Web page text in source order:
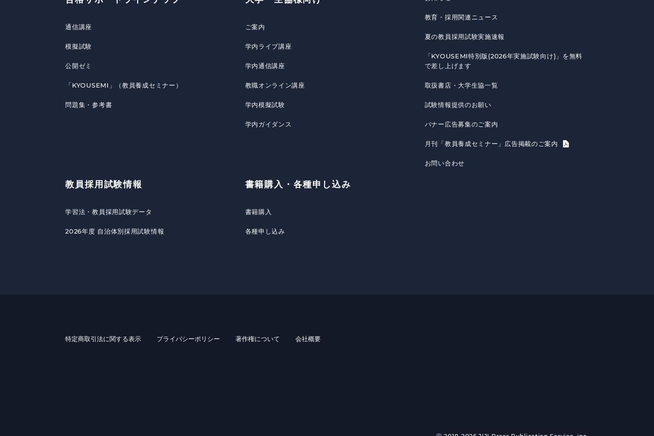
通信講座
模擬試験
公開ゼミ
「KYOUSEMI」（教員養成セミナー）
問題集・参考書
教員採用試験情報
学習法・教員採用試験データ
2026年度 自治体別採用試験情報
ご案内
学内ライブ講座
学内通信講座
教職オンライン講座
学内模擬試験
学内ガイダンス
書籍購入・各種申し込み
書籍購入
各種申し込み
教育・採用関連ニュース
夏の教員採用試験実施速報
「KYOUSEMI特別版(2026年実施試験向け)」を無料
で差し上げます
取扱書店・大学生協一覧
試験情報提供のお願い
バナー広告募集のご案内
月刊「教員養成セミナー」広告掲載のご案内
お問い合わせ
特定商取引法に関する表示 プライバシーポリシー 著作権について 会社概要